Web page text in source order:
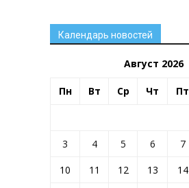
Календарь новостей
Август 2026
Пн Вт Ср Чт Пт
3
4 5 6 7
10
11 12 13 14